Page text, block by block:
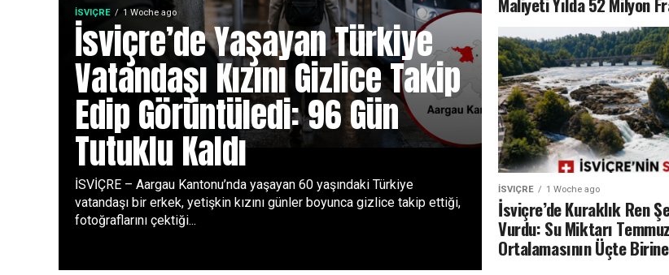
İSVIÇRE 1 Woche ago
İsviçre’de Yaşayan Türkiye
Vatandaşı Kızını Gizlice Takip
Edip Görüntüledi: 96 Gün
Tutuklu Kaldı
İSVİÇRE – Aargau Kantonu’nda yaşayan 60 yaşındaki Türkiye
vatandaşı bir erkek, yetişkin kızını günler boyunca gizlice takip ettiği,
fotoğraflarını çektiği...
İSVIÇRE 1 Woche ago
İsviçre’de Kuraklık Ren
Vurdu: Su Miktarı Temmuz
Ortalamasının Üçte